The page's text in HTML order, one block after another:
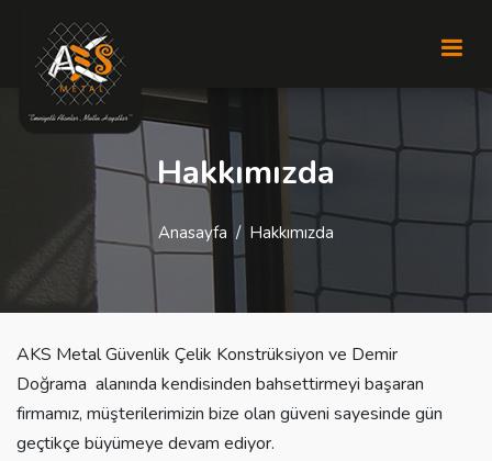
Hakkımızda
Anasayfa Hakkımızda
AKS Metal Güvenlik Çelik Konstrüksiyon ve Demir
Doğrama alanında kendisinden bahsettirmeyi başaran
firmamız, müşterilerimizin bize olan güveni sayesinde gün
geçtikçe büyümeye devam ediyor.